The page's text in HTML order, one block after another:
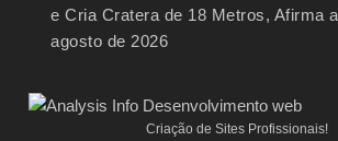
e Cria Cratera de 18 Metros, Afirma
agosto de 2026
Criação de Sites Profissionais!